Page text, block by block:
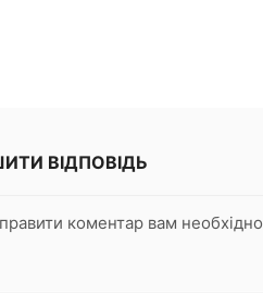
ВІДПОВІДЬ
коментар вам необхідно